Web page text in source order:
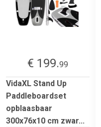
€ 199.99
VidaXL Stand Up
Paddleboardset
opblaasbaar
300x76x10 cm zwar...